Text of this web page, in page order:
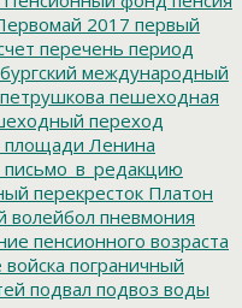
2017 первый
перечень период
международный
петрушкова пешеходная
переход
площади Ленина
письмо_в_редакцию
перекресток Платон
волейбол пневмония
пенсионного возраста
пограничный
подвал подвоз воды